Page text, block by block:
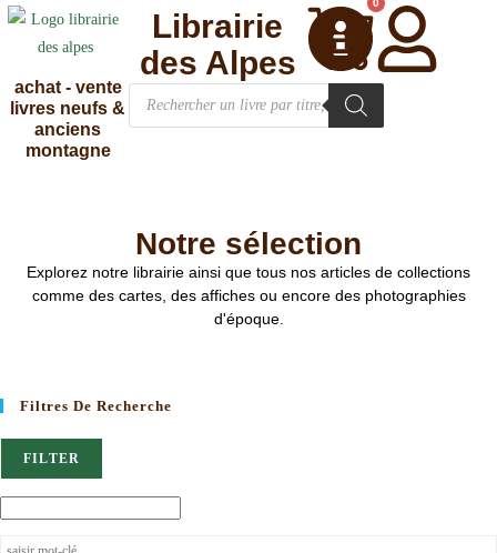
achat - vente
livres neufs &
anciens
montagne
0
Librairie
des Alpes
Notre sélection
Explorez notre librairie ainsi que tous nos articles de collections
comme des cartes, des affiches ou encore des photographies
d'époque.
Filtres De Recherche
FILTER